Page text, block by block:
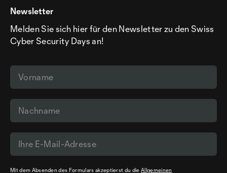
Newsletter
Melden Sie sich hier für den Newsletter zu den Swiss
Cyber Security Days an!
Mit dem Absenden des Formulars akzeptierst du dieAllgemeinen